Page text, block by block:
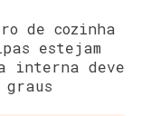
de cozinha
estejam
interna deve
graus